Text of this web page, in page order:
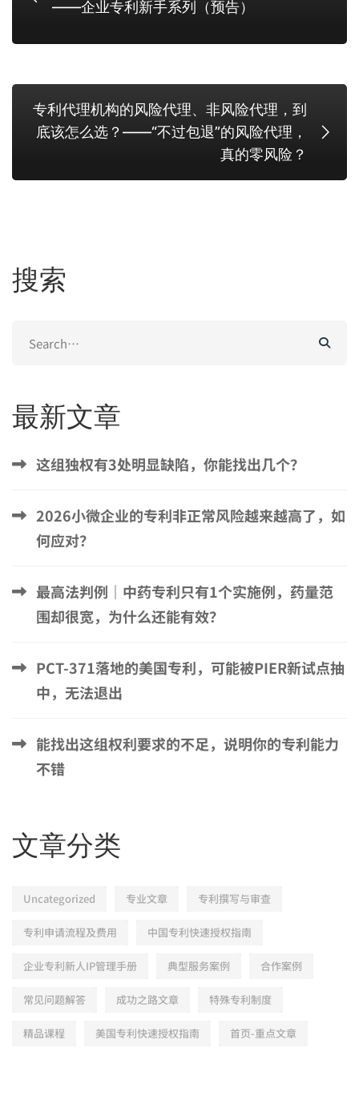
——企业专利新手系列（预告）
专利代理机构的风险代理、非风险代理，到
底该怎么选？——“不过包退”的风险代理，
真的零风险？
搜索
for:
最新文章
这组独权有3处明显缺陷，你能找出几个？
2026小微企业的专利非正常风险越来越高了，如
何应对？
最高法判例｜中药专利只有1个实施例，药量范
围却很宽，为什么还能有效？
PCT-371落地的美国专利，可能被PIER新试点抽
中，无法退出
能找出这组权利要求的不足，说明你的专利能力
不错
文章分类
Uncategorized 专业文章 专利撰写与审查
专利申请流程及费用 中国专利快速授权指南
企业专利新人IP管理手册 典型服务案例 合作案例
常见问题解答 成功之路文章 特殊专利制度
精品课程 美国专利快速授权指南 首页-重点文章